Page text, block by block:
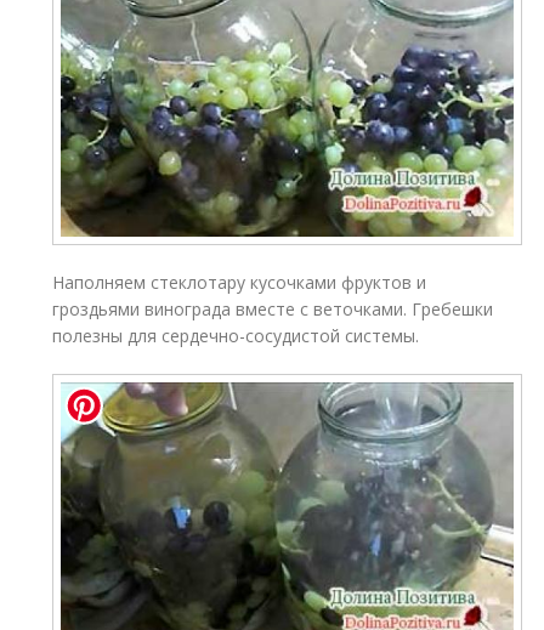
Наполняем стеклотару кусочками фруктов и
гроздьями винограда вместе с веточками. Гребешки
полезны для сердечно-сосудистой системы.